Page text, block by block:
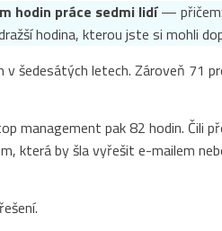
hodin práce sedmi lidí—
hodina, kterou jste si mohli
šedesátých letech. Zároveň 71
management pak 82 hodin. Čili
která by šla vyřešit e-mailem